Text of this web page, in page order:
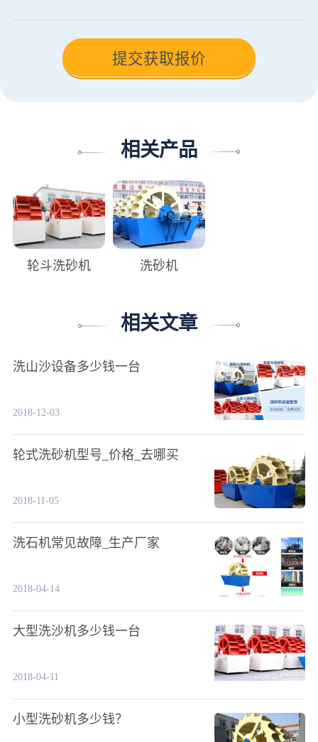
相关产品
轮斗洗砂机 洗砂机
相关文章
洗山沙设备多少钱一台
2018-12-03
轮式洗砂机型号_价格_去哪买
2018-11-05
洗石机常见故障_生产厂家
2018-04-14
大型洗沙机多少钱一台
2018-04-11
小型洗砂机多少钱？